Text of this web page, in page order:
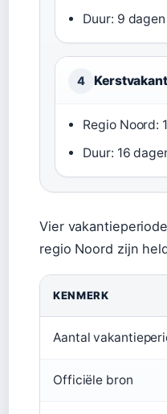
Duur: 9
4
Regio Noord:
Duur: 16
Vier
regio Noord zijn
KENMERK
Aantal
Officiële bron